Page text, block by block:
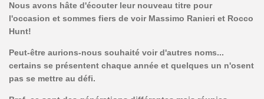
Nous avons hâte d'écouter leur nouveau titre pour
l'occasion et sommes fiers de voir Massimo Ranieri et Rocco
Hunt!
Peut-être aurions-nous souhaité voir d'autres noms...
certains se présentent chaque année et quelques un n'osent
pas se mettre au défi.